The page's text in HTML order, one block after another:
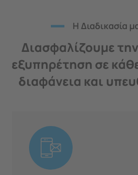
H Διαδικασία
Διασφαλίζουμε
εξυπηρέτηση σε
διαφάνεια και